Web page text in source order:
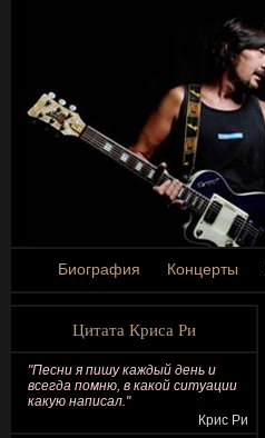
Биография Концерты
Цитата Криса Ри
"Песни я пишу каждый день и
всегда помню, в какой ситуации
какую написал."
Крис Ри